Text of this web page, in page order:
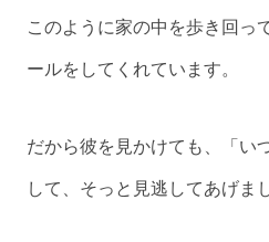
このように家の中を歩き回っ
ールをしてくれています。
だから彼を見かけても、「い
して、そっと見逃してあげま